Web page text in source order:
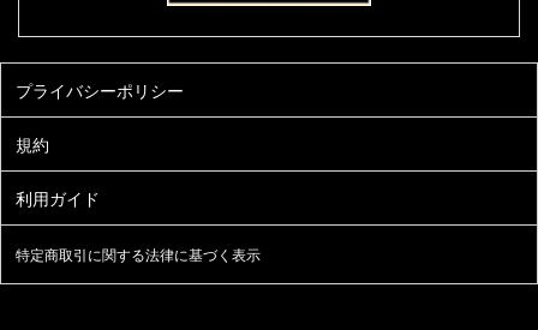
特定商取引に関する法律に基づく表示